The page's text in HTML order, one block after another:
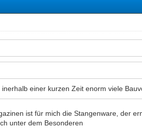
einer kurzen Zeit enorm viele
ist für mich die Stangenware, der
unter dem Besonderen